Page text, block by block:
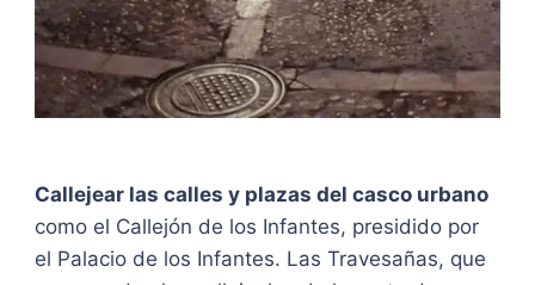
Callejear las calles y plazas del casco urbano
como el Callejón de los Infantes, presidido por
el Palacio de los Infantes. Las Travesañas, que